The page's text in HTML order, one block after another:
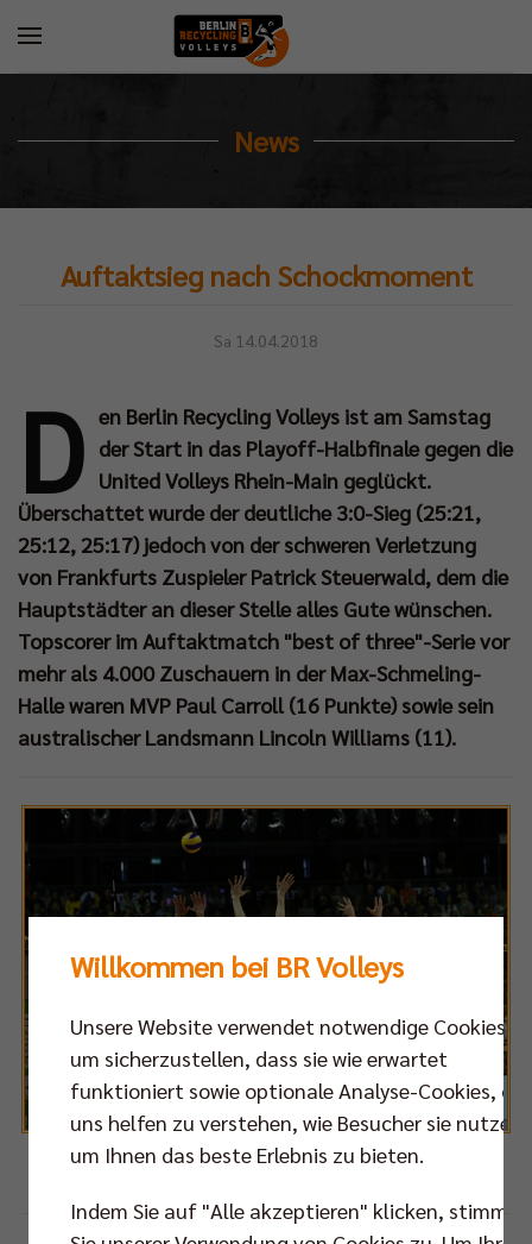
News
Auftaktsieg nach Schockmoment
Sa 14.04.2018
D en Berlin Recycling Volleys ist am Samstag
der Start in das Playoff-Halbfinale gegen die
United Volleys Rhein-Main geglückt.
Überschattet wurde der deutliche 3:0-Sieg (25:21,
25:12, 25:17) jedoch von der schweren Verletzung
von Frankfurts Zuspieler Patrick Steuerwald, dem die
Hauptstädter an dieser Stelle alles Gute wünschen.
Topscorer im Auftaktmatch "best of three"-Serie vor
mehr als 4.000 Zuschauern in der Max-Schmeling-
Halle waren MVP Paul Carroll (16 Punkte) sowie sein
australischer Landsmann Lincoln Williams (11).
Willkommen bei BR Volleys
Unsere Website verwendet notwendige Cookies,
um sicherzustellen, dass sie wie erwartet
funktioniert sowie optionale Analyse-Cookies, die
uns helfen zu verstehen, wie Besucher sie nutzen,
um Ihnen das beste Erlebnis zu bieten.
Indem Sie auf "Alle akzeptieren" klicken, stimmen